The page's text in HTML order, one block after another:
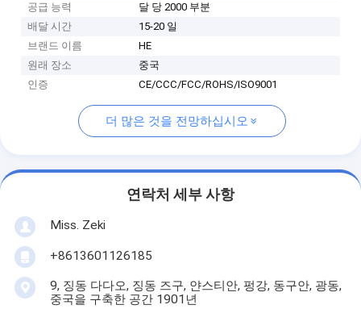
공급 능력
달 당 2000 부분
배달 시간
15-20 일
브랜드 이름
HE
원래 장소
중국
인증
CE/CCC/FCC/ROHS/ISO9001
더 많은 것을 전망하십시오
연락처 세부 사항
Miss. Zeki
+8613601126185
9, 징동 다다오, 징동 즈구, 얀스티안, 펑강, 동구안, 광동,
중국을 구축한 공간 1901년